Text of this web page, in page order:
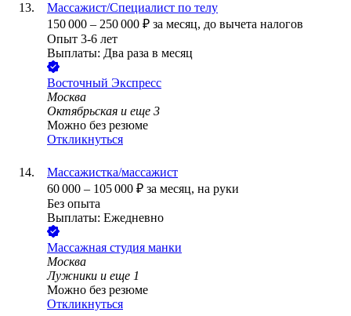
Массажист/Специалист по телу
150 000 – 250 000 ₽ за месяц, до вычета налогов
Опыт 3-6 лет
Выплаты: Два раза в месяц
Восточный Экспресс
Москва
Октябрьская и еще 3
Можно без резюме
Откликнуться
Массажистка/массажист
60 000 – 105 000 ₽ за месяц, на руки
Без опыта
Выплаты: Ежедневно
Массажная студия манки
Москва
Лужники и еще 1
Можно без резюме
Откликнуться